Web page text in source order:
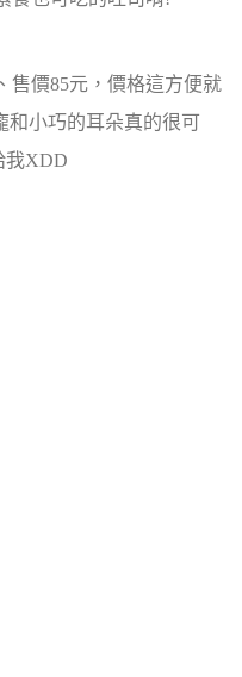
售價85元，價格這方便就
和小巧的耳朵真的很可
我XDD